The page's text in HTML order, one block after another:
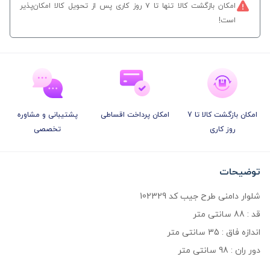
امکان بازگشت کالا تنها تا ۷ روز کاری پس از تحویل کالا امکان‌پذیر
است!
امکان بازگشت کالا تا 7
روز کاری
امکان پرداخت اقساطی
پشتیبانی و مشاوره
تخصصی
توضیحات
شلوار دامنی طرح جیب کد 102329
قد : 88 سانتی متر
اندازه فاق : 35 سانتی متر
دور ران : 98 سانتی متر